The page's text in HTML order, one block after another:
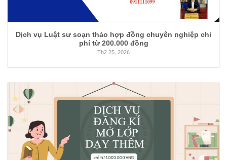
Dịch vụ Luật sư soạn thảo hợp đồng chuyên nghiệp chi
phí từ 200.000 đồng
Th2 25, 2026